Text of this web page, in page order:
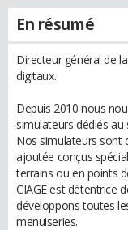
En résumé
Directeur général de
digitaux.
Depuis 2010 nous
simulateurs dédiés au
Nos simulateurs sont
ajoutée conçus
terrains ou en points
CIAGE est détentrice
développons toutes
menuiseries.